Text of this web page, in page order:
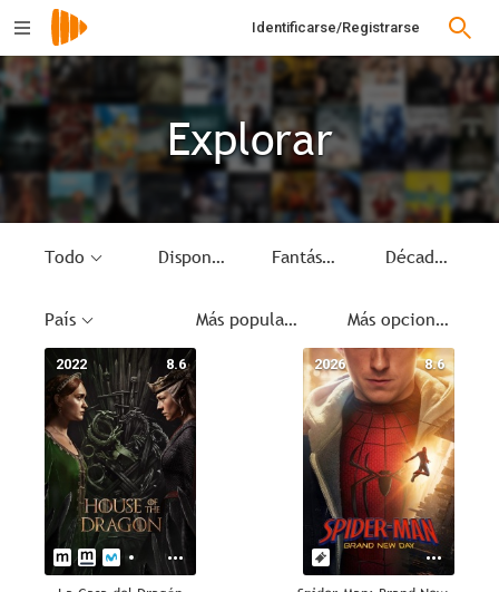
Identificarse/Registrarse
Explorar
Todo Disponible Fantástico Década
País Más populares Más opciones
8.6
2022 8.6
2026